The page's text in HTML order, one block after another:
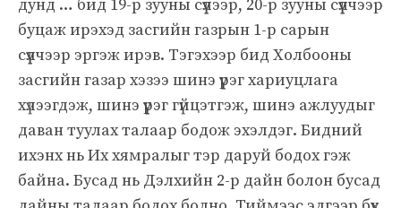
дунд … бид 19-р зууны сүүлээр, 20-р зууны сүүлчээр
буцаж ирэхэд засгийн газрын 1-р сарын
сүүлчээр эргэж ирэв. Тэгэхээр бид Холбооны
засгийн газар хэзээ шинэ үүрэг хариуцлага
хүлээгдэж, шинэ үүрэг гүйцэтгэж, шинэ ажлуудыг
даван туулах талаар бодож эхэлдэг. Бидний
ихэнх нь Их хямралыг тэр даруй бодох гэж
байна. Бусад нь Дэлхийн 2-р дайн болон бусад